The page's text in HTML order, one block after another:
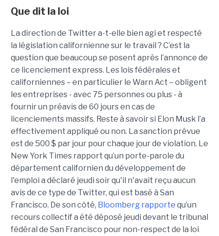
Que dit la loi
La direction de Twitter a-t-elle bien agi et respecté
la législation californienne sur le travail ? C’est la
question que beaucoup se posent après l’annonce de
ce licenciement express. Les lois fédérales et
californiennes – en particulier le Warn Act – obligent
les entreprises - avec 75 personnes ou plus - à
fournir un préavis de 60 jours en cas de
licenciements massifs. Reste à savoir si Elon Musk l’a
effectivement appliqué ou non. La sanction prévue
est de 500 $ par jour pour chaque jour de violation. Le
New York Times rapport qu’un porte-parole du
département californien du développement de
l'emploi a déclaré jeudi soir qu'il n'avait reçu aucun
avis de ce type de Twitter, qui est basé à San
Francisco. De son côté, Bloomberg rapporte qu’un
recours collectif a été déposé jeudi devant le tribunal
fédéral de San Francisco pour non-respect de la loi